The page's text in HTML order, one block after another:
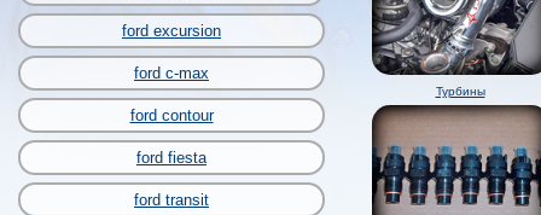
ford excursion
ford c-max
ford contour
ford fiesta
ford transit
Турбины